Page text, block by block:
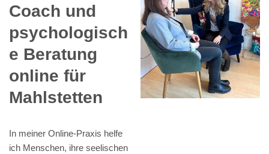
Coach und
psychologisch
e Beratung
online für
Mahlstetten
In meiner Online-Praxis helfe
ich Menschen, ihre seelischen